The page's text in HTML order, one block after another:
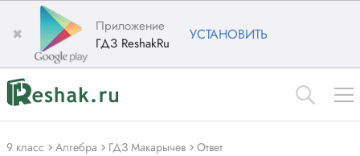
✖
Приложение
ГДЗ ReshakRu
УСТАНОВИТЬ
9 класс Алгебра ГДЗ Макарычев Ответ